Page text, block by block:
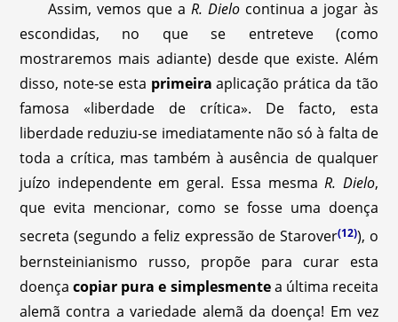
Assim, vemos que aR. Dielo continua a jogar às
escondidas, no que se entreteve (como
mostraremos mais adiante) desde que existe. Além
disso, note-se esta primeira aplicação prática da tão
famosa «liberdade de crítica». De facto, esta
liberdade reduziu-se imediatamente não só à falta de
toda a crítica, mas também à ausência de qualquer
juízo independente em geral. Essa mesmaR. Dielo,
que evita mencionar, como se fosse uma doença
secreta (segundo a feliz expressão de Starover(12)), o
bernsteinianismo russo, propõe para curar esta
doençacopiar pura e simplesmentea última receita
alemã contra a variedade alemã da doença! Em vez